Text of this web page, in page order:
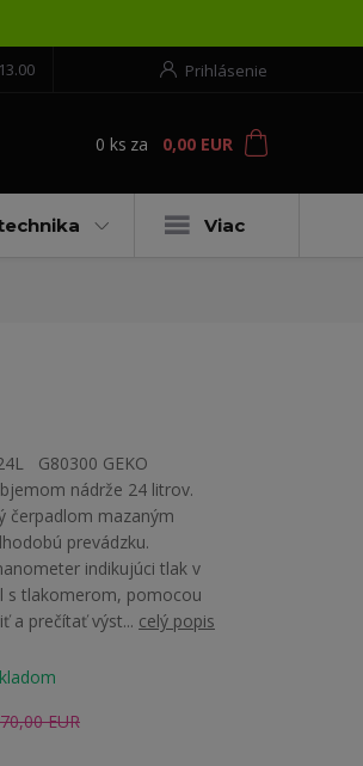
Prihlásenie
0 ks za 0,00 EUR
Viac
G80300 GEKO
nádrže 24 litrov.
čerpadlom mazaným
prevádzku.
indikujúci tlak v
s tlakomerom, pomocou
a prečítať výst... celý popis
EUR